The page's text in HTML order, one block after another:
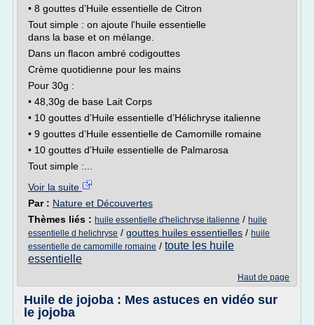
• 8 gouttes d’Huile essentielle de Citron
Tout simple : on ajoute l'huile essentielle
dans la base et on mélange.
Dans un flacon ambré codigouttes
Crème quotidienne pour les mains
Pour 30g :
• 48,30g de base Lait Corps
• 10 gouttes d’Huile essentielle d’Hélichryse italienne
• 9 gouttes d’Huile essentielle de Camomille romaine
• 10 gouttes d’Huile essentielle de Palmarosa
Tout simple :...
Voir la suite
Par : Nature et Découvertes
Thèmes liés : huile essentielle d'helichryse italienne / huile
essentielle d helichryse / gouttes huiles essentielles / huile
essentielle de camomille romaine / toute les huile
essentielle
Haut de page
Huile de jojoba : Mes astuces en vidéo sur
le jojoba